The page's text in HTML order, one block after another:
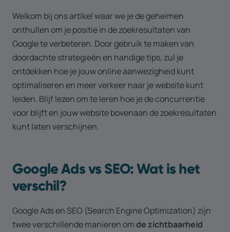
Hoe wordt de positie van je website in Google bepaald?
Wat is het belang van een goede ranking in Google?
Hoe zit het met competitie binnen zoekmachines?
Wat zijn de essentials voor het optimaliseren voor je SEO?
Hoe werkt SEO eigenlijk?
Wat kan je zelf doen?
Wat kan Yools doen voor jou?
Welkom bij ons artikel waar we je de geheimen
onthullen om je positie in de zoekresultaten van
Google te verbeteren. Door gebruik te maken van
doordachte strategieën en handige tips, zul je
ontdekken hoe je jouw online aanwezigheid kunt
optimaliseren en meer verkeer naar je website kunt
leiden. Blijf lezen om te leren hoe je de concurrentie
voor blijft en jouw website bovenaan de zoekresultaten
kunt laten verschijnen.
Google Ads vs SEO: Wat is het
verschil?
Google Ads en SEO (Search Engine Optimization) zijn
twee verschillende manieren omde zichtbaarheid